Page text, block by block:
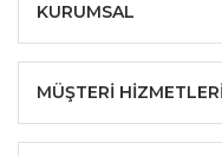
KURUMSAL
MÜŞTERİ